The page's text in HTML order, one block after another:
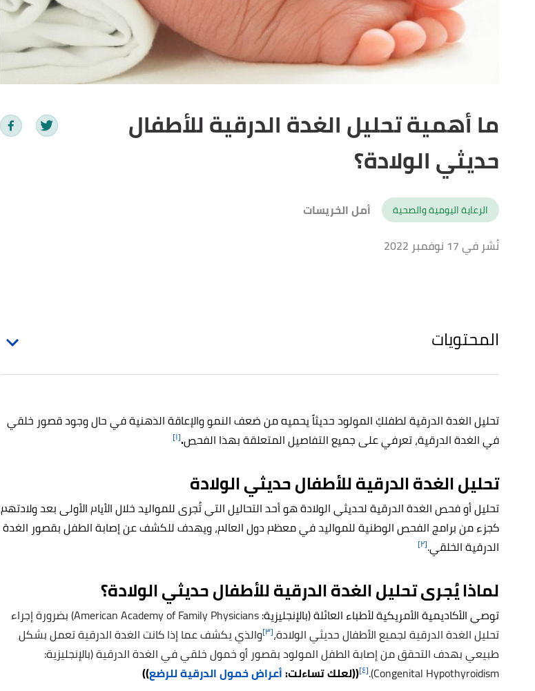
ما أهمية تحليل الغدة الدرقية للأطفال
حديثي الولادة؟
الرعاية اليومية والصحية
أمل الخريسات
نُشر في 17 نوفمبر 2022
المحتويات
تحليل الغدة الدرقية لطفلكِ المولود حديثاً يحميه من ضعف النمو والإعاقة الذهنية في حال وجود قصور خلقي
في الغدة الدرقية، تعرفي على جميع التفاصيل المتعلقة بهذا الفحص.[١]
تحليل الغدة الدرقية للأطفال حديثي الولادة
تحليل أو فحص الغدة الدرقية لحديثي الولادة هو أحد التحاليل التي تُجرى للمواليد خلال الأيام الأولى بعد ولادتهم
كجزء من برامج الفحص الوطنية للمواليد في معظم دول العالم، ويهدف للكشف عن إصابة الطفلبقصور الغدة
الدرقية الخلقي.[٢]
لماذا يُجرى تحليل الغدة الدرقية للأطفال حديثي الولادة؟
توصي الأكاديمية الأمريكية لأطباء العائلة (بالإنجليزية:
American Academy of Family Physicians) بضرورة إجراء
تحليل الغدة الدرقية لجميع الأطفال حديثي الولادة،[٣] والذي يكشف عما إذا كانت الغدة الدرقية تعمل بشكل
طبيعي بهدف التحقق من إصابة الطفل المولود بقصور أو خمول خلقي في الغدة الدرقية (بالإنجليزية:
Congenital Hypothyroidism). [٤] ((لعلك تساءلت:أعراض خمول الدرقية للرضع))